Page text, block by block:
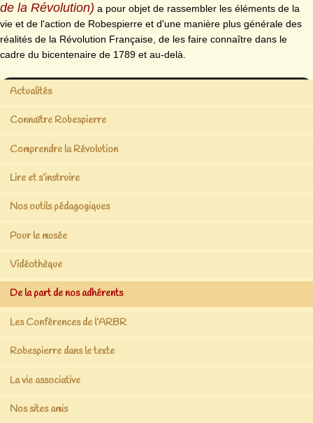
de la Révolution) a pour objet de rassembler les éléments de la
vie et de l'action de Robespierre et d'une manière plus générale des
réalités de la Révolution Française, de les faire connaître dans le
cadre du bicentenaire de 1789 et au-delà.
Actualités
Connaître Robespierre
Comprendre la Révolution
Lire et s’instruire
Nos outils pédagogiques
Pour le musée
Vidéothèque
De la part de nos adhérents
Les Conférences de l’ARBR
Robespierre dans le texte
La vie associative
Nos sites amis